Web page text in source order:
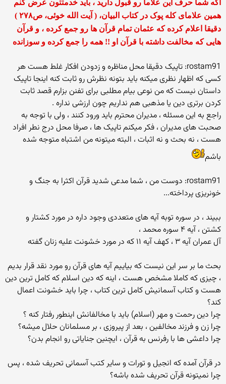
اگه شما حرف این علاما رو قبول دارید ، باید خدمتتون عرض کنم
همین علامای کله پوک در کتاب البیان، ( آیت الله خوئی، ص۲۷۸ )
دقیقا اعلام کرده که عثمان تمام قرآن ها رو جمع کرده ، و قرآن
هایی که مخالفت داشته با قرآن او !! همه را جمع کرده و سوزانده
rostam91: تاپیک دقیقا محل مناظره و زدودن افکار غلط هست هر
کسی که اظهار نظری میکنه باید بتونه نظرش رو ثابت کنه اینجا تاپیک
داستان نیست که من نوعی بیام مطلبی برای تفنن بزارم قصد ثابت
کردن برتری دین یا مذهبی هم نداریم چون ارزشی نداره .
راجع به این مسئله ، مدیران محترم باید ورود کنند ، ولی با توجه به
صحبت های مدیران ، فکر میکنم تاپیک ها ، صرفا محل درج نطر افراد
هست ، نه بحث و نه اثبات ، البته میتونه من اشتباه متوجه شده
باشم
rostam91: دوست من ، شما مدعی شدید قرآن اکثرا به جنگ و
خونریزی پرداخته...
ببیند ، در سوره توبه آیه های متعددی وجود داره در مورد کشتار و
کشتن ، آیه ۴ سوره محمد ،
آل عمران آیه ۳ ، کهف آیه ۱۱ که در مورد خشونت علیه زنان گفته
بحث ما بر سر این نیست که بیاییم آیه های قرآن رو مورد نقد قرار بدیم
، چیزی که کاملا مشخص هست ، اینه که دین اسلام که کامل ترین دین
هست و کتاب آسمانیش کامل ترین کتاب ، چرا باید خشونت اعمال
کند؟
چرا دین رحمت و مهر (اسلام) باید با مخالفانش اینطور رفتار کنه ؟
چرا زن و فرزند مخالفین ، بعد از پیروزی ، بر مسلمانان حلال میشه؟
چرا داعشی ها با رفرنس به قرآن ، ایچنین جنایاتی رو انجام بدن؟
در قرآن آمده که انجیل و تورات و سایر کتب آسمانی تحریف شده ، پس
چرا نمیتونه قرآن تحریف شده باشه؟